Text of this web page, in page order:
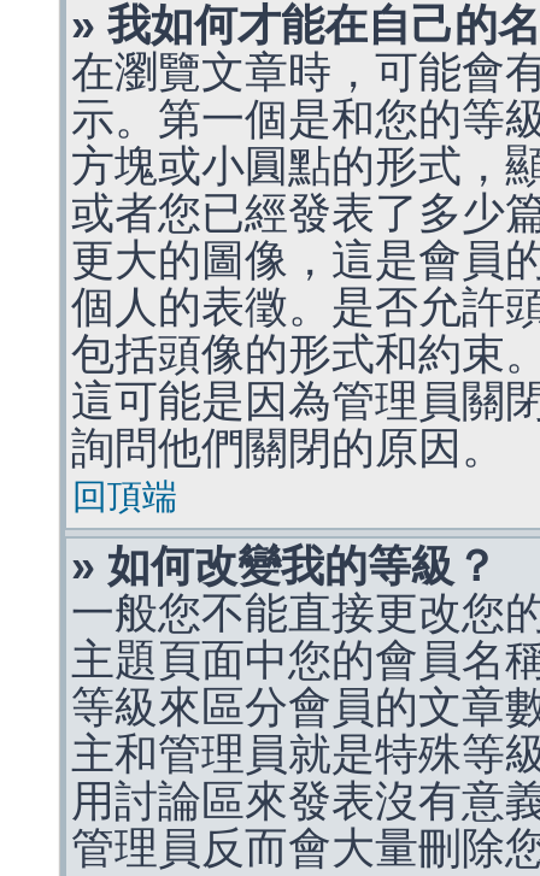
» 我如何才能在自己的
在瀏覽文章時，可能會
示。第一個是和您的等
方塊或小圓點的形式，
或者您已經發表了多少
更大的圖像，這是會員
個人的表徵。是否允許
包括頭像的形式和約束
這可能是因為管理員關
詢問他們關閉的原因。
回頂端
» 如何改變我的等級？
一般您不能直接更改您
主題頁面中您的會員名
等級來區分會員的文章
主和管理員就是特殊等
用討論區來發表沒有意
管理員反而會大量刪除